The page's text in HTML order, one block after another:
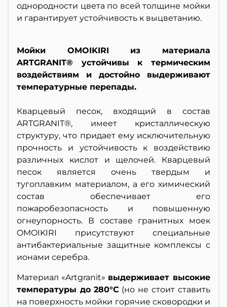
однородности цвета по всей толщине мойки
и гарантирует устойчивость к выцветанию.
Мойки OMOIKIRI из материала
ARTGRANIT® устойчивы к термическим
воздействиям и достойно выдерживают
температурные перепады.
Кварцевый песок, входящий в состав
ARTGRANIT®, имеет кристаллическую
структуру, что придает ему исключительную
прочность и устойчивость к воздействию
различных кислот и щелочей. Кварцевый
песок является очень твердым и
тугоплавким материалом, а его химический
состав обеспечивает его
пожаробезопасность и повышенную
огнеупорность. В составе гранитных моек
OMOIKIRI присутствуют специальные
антибактериальные защитные комплексы с
ионами серебра.
Материал «Artgranit» выдерживает высокие
температуры до 280°С (но не стоит ставить
на поверхность мойки горячие сковородки и